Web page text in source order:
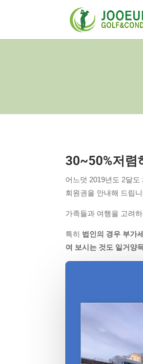
30~50%저렴
어느덧 2019년도 2달
회원권을 안내해 드립
가족들과 여행을 고려
특히 법인의 경우 부가
여 보시는 것도 일거양